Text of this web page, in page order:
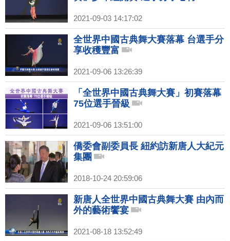
2021-09-03 14:17:02
全世界中國古典舞大賽落幕 台選手分
享收穫豐富
2021-09-06 13:26:39
「全世界中國古典舞大賽」初賽落幕
75位選手晉級
2021-09-06 13:51:00
僑委會副委員長 紐約訪新唐人大紀元
集團
2018-10-24 20:59:06
新唐人全世界中國古典舞大賽 由內而
外的藝術饗宴
2021-08-18 13:52:49